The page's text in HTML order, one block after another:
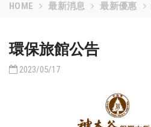
HOME 最新消息 最新優惠
環保旅館公告
2023/05/17